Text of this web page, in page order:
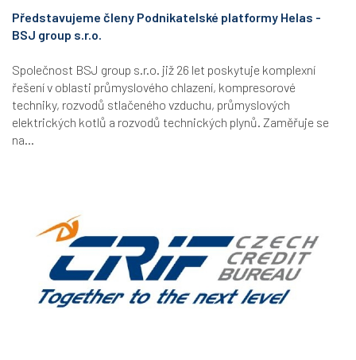
Představujeme členy Podnikatelské platformy Helas -
BSJ group s.r.o.
Společnost BSJ group s.r.o. již 26 let poskytuje komplexní
řešení v oblasti průmyslového chlazení, kompresorové
techniky, rozvodů stlačeného vzduchu, průmyslových
elektrických kotlů a rozvodů technických plynů. Zaměřuje se
na...